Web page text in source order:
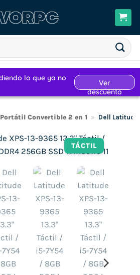
Portátil Convertible 2 en 1 » Dell Latitude
TÁCTIL